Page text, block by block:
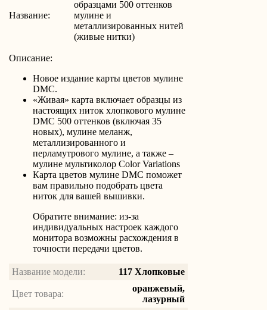
Название:
образцами 500 оттенков
мулине и
металлизированных нитей
(живые нитки)
Описание:
Новое издание карты цветов мулине
DMC.
«Живая» карта включает образцы из
настоящих ниток хлопкового мулине
DMC 500 оттенков (включая 35
новых), мулине меланж,
металлизированного и
перламутрового мулине, а также –
мулине мультиколор Color Variations
Карта цветов мулине DMC поможет
вам правильно подобрать цвета
ниток для вашей вышивки.
Обратите внимание: из-за
индивидуальных настроек каждого
монитора возможны расхождения в
точности передачи цветов.
Название модели: 117 Хлопковые
Цвет товара:
оранжевый,
лазурный